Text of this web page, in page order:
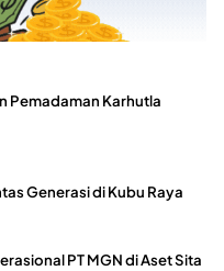
Pemadaman Karhutla
Generasi di Kubu Raya
PT MGN di Aset Sita